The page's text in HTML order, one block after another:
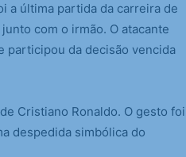
a última partida da carreira de
com o irmão. O atacante
participou da decisão vencida
Cristiano Ronaldo. O gesto foi
despedida simbólica do